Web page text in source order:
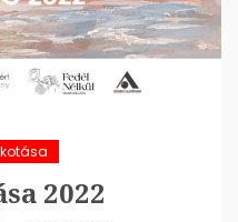
2022